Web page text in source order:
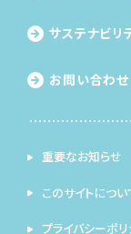
サステナビリ
お問い合わせ
重要なお知らせ
このサイトについ
プライバシーポ